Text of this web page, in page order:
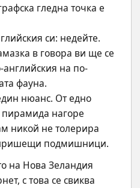
гледна точка е
си: недейте.
в говора ви ще се
на по-
фауна.
нюанс. От едно
нагоре
никой не толерира
подмишници.
на Нова Зеландия
с това се свиква